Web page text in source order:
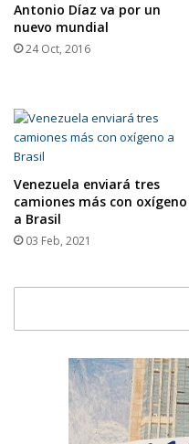
Antonio Díaz va por un
nuevo mundial
24 Oct, 2016
Venezuela enviará tres
camiones más con oxígeno
a Brasil
03 Feb, 2021